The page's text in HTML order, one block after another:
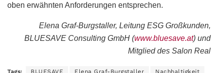
oben erwähnten Anforderungen entsprechen.
Elena Graf-Burgstaller, Leitung ESG Großkunden,
BLUESAVE Consulting GmbH (www.bluesave.at) und
Mitglied des Salon Real
Tags: BLUESAVE Elena Graf-Burgstaller Nachhaltigkeit